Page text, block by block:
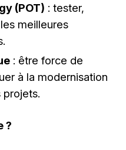
(POT) : tester,
meilleures
: être force de
à la modernisation
?